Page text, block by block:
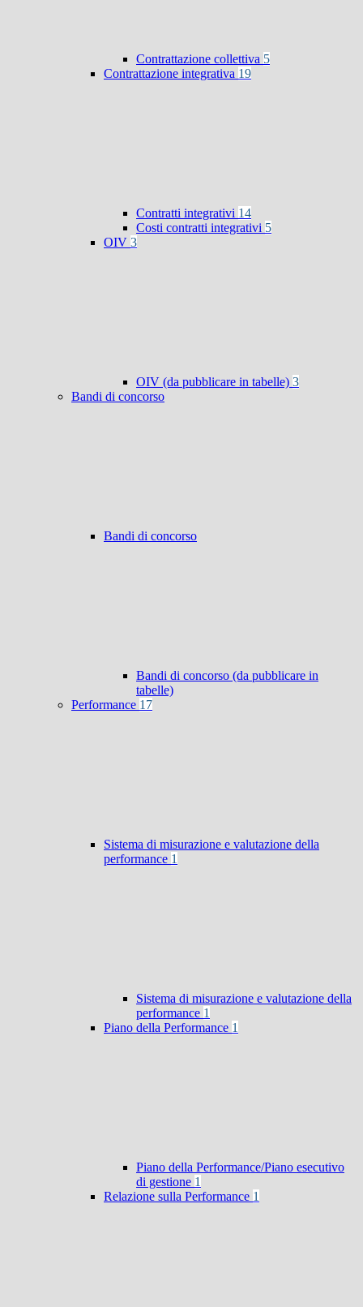
Contrattazione collettiva 5
Contrattazione integrativa 19
Contratti integrativi 14
Costi contratti integrativi 5
OIV 3
OIV (da pubblicare in tabelle) 3
Bandi di concorso
Bandi di concorso
Bandi di concorso (da pubblicare in
tabelle)
Performance 17
Sistema di misurazione e valutazione della
performance 1
Sistema di misurazione e valutazione della
performance 1
Piano della Performance 1
Piano della Performance/Piano esecutivo
di gestione 1
Relazione sulla Performance 1